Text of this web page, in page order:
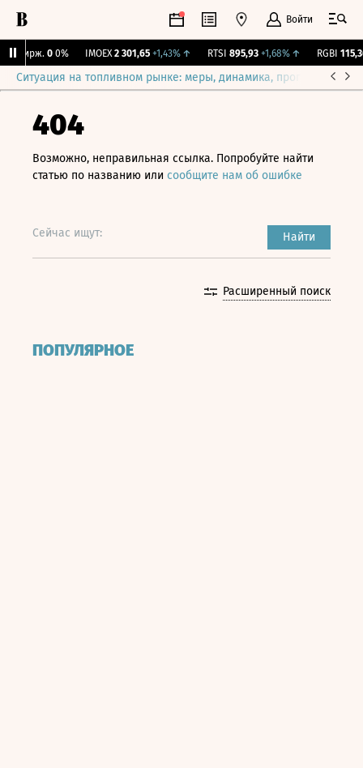
Войти
Бирж. 0 0% IMOEX 2 301,65 +1,43%↑ RTSI 895,93 +1,68% ↑ RGBI 115,36
Ситуация на топливном рынке: меры, динамика, прогнозы
404
Возможно, неправильная ссылка. Попробуйте найти
статью по названию или сообщите нам об ошибке
Сейчас ищут: Найти
Расширенный поиск
ПОПУЛЯРНОЕ